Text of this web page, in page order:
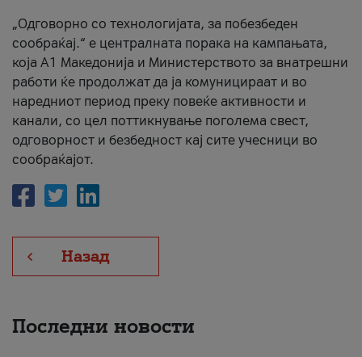
„Одговорно со технологијата, за побезбеден
сообраќај.“ е централната порака на кампањата,
која A1 Македонија и Министерството за внатрешни
работи ќе продолжат да ја комуницираат и во
наредниот период преку повеќе активности и
канали, со цел поттикнување поголема свест,
одговорност и безбедност кај сите учесници во
сообраќајот.
Назад
Последни новости